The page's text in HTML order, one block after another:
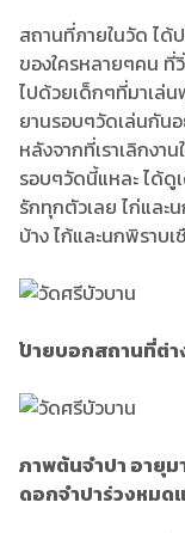
สถานที่ภายในวัด ได้
ของใครหลายๆคน ที่
ไปด้วยเด็กๆที่มาเล่
ยานรอบๆวัดเล่นกัน
หลังจากที่เราเลิกงา
รอบๆวัดนี้แหละ ได้ดู
รักทุกตัวเลย ไก่และ
บ้าง ไก้และนกพิราบ
ป้ายบอกสถานที่ต่า
ภาพต้นจำปา อายุม
ดอกจำปาร่วงหมด